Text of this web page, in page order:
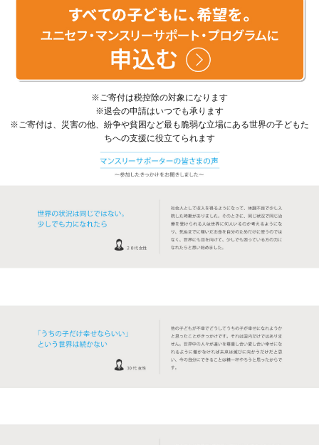
※ご寄付は税控除の対象になります
※退会の申請はいつでも承ります
※ご寄付は、災害の他、紛争や貧困など最も脆弱な立場にある世界の子どもた
ちへの支援に役立てられます